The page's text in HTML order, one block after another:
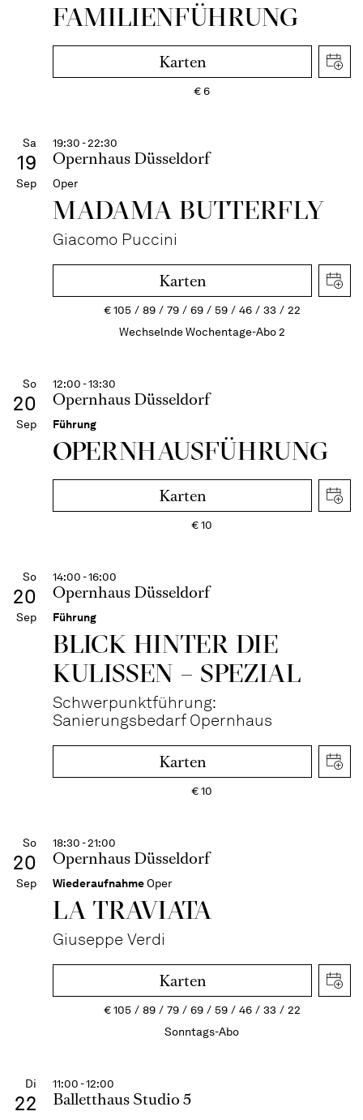
FAMI­LIEN­FÜH­RUNG
Karten
€6
Sa
19
Sep
19:30 - 22:30
Opernhaus Düsseldorf
Oper
MADAMA BUTTER­FLY
Giacomo Puccini
Karten
€105 89 79 69 59 46 33
22
Wechselnde Wochentage-Abo 2
So
20
Sep
12:00 - 13:30
Opernhaus Düsseldorf
Führung
OPERN­HAUS­FÜH­RUNG
Karten
€10
So
20
Sep
14:00 - 16:00
Opernhaus Düsseldorf
Führung
BLICK HINTER DIE
KULISSEN – SPEZIAL
Schwerpunktführung:
Sanierungsbedarf Opernhaus
Karten
€10
So
20
Sep
18:30 - 21:00
Opernhaus Düsseldorf
WiederaufnahmeOper
LA TRAVI­ATA
Giuseppe Verdi
Karten
€105 89 79 69 59 46 33
22
Sonntags-Abo
Di
22
11:00 - 12:00
Balletthaus Studio 5